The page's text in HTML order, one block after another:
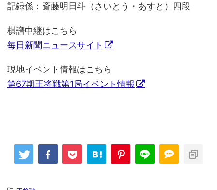
記録係：斎藤明日斗（さいとう・あすと）四段
棋譜中継はこちら
毎日新聞ニュースサイト
現地イベント情報はこちら
第67期王将戦第1局イベント情報